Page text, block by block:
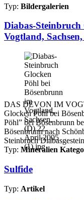
Typ: Bildergalerien
Diabas-
Vogtland,
DAS DEVON IM
Glocken Pöhl bei
Pöhl” bei Bösenbrunn
Bösenbrunn nach
Steinbruch
Typ: Mineralien
Sulfide
Typ: Artikel